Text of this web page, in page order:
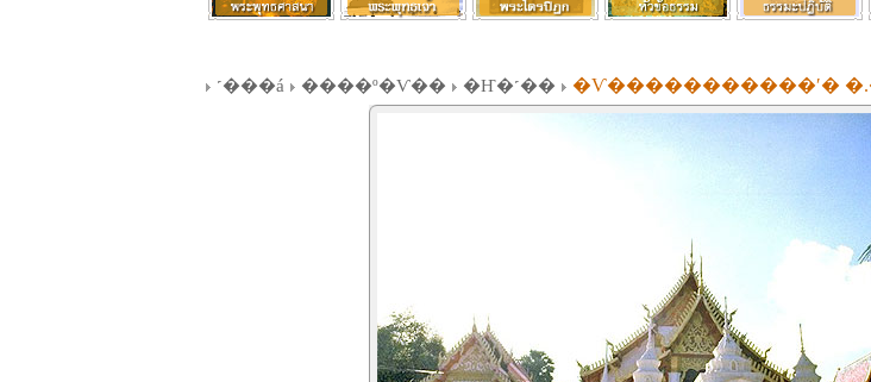
˹���á ����º�Ѵ�� �Ҥ�˹��